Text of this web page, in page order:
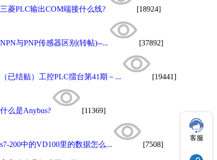
三菱PLC输出COM端接什么线? [18924]
NPN与PNP传感器区别(转帖)--... [37892]
（已结贴）工控PLC擂台第41期－... [19441]
什么是Anybus? [11369]
s7-200中的VD100里的数据怎么... [7508]
客服